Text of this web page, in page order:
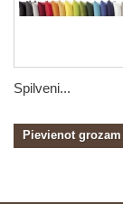
Spilveni...
Pievienot grozam